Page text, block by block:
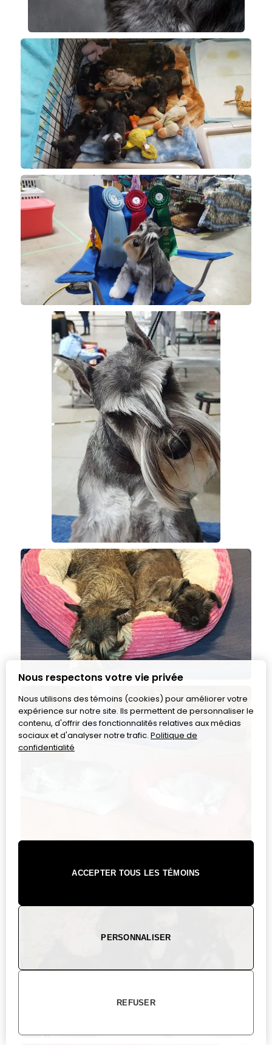
Nous respectons votre vie privée
Nous utilisons des témoins (cookies) pour améliorer votre
expérience sur notre site. Ils permettent de personnaliser le
contenu, d'offrir des fonctionnalités relatives aux médias
sociaux et d'analyser notre trafic. Politique de
confidentialité
ACCEPTER TOUS LES TÉMOINS
PERSONNALISER
REFUSER